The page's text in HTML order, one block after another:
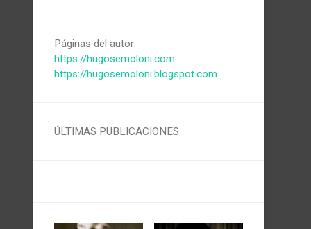
Páginas del autor:
https://hugosemoloni.com
https://hugosemoloni.blogspot.com
ÚLTIMAS PUBLICACIONES